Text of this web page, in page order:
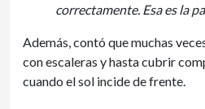
correctamente. Esa es la
Además, contó que muchas
con escaleras y hasta cubrir
cuando el sol incide de frente.